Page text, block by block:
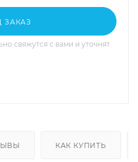
ЗАКАЗ
свяжутся с вами и уточнят
КАК КУПИТЬ